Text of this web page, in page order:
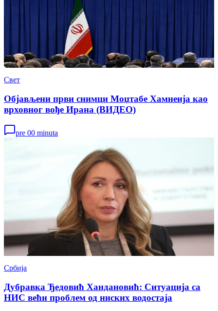
Свет
Објављени први снимци Моџтабе Хамнеија као
врховног вође Ирана (ВИДЕО)
pre 00 minuta
Србија
Дубравка Ђедовић Хандановић: Ситуација са
НИС већи проблем од ниских водостаја